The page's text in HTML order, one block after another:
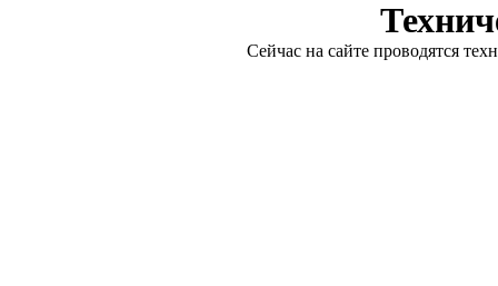
Сейчас на сайте проводятся